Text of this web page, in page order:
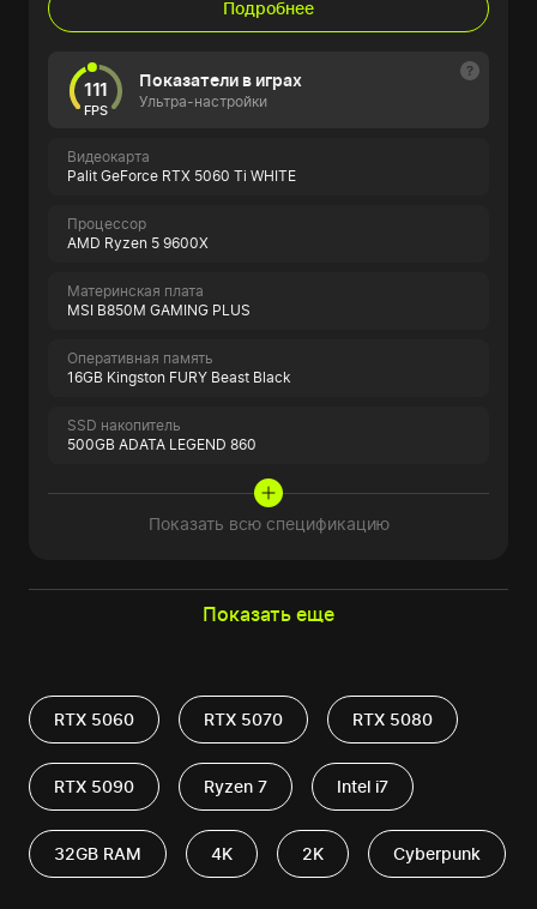
Подробнее
111
FPS
Показатели в играх
Ультра-настройки
Видеокарта
Palit GeForce RTX 5060 Ti WHITE
Процессор
AMD Ryzen 5 9600X
Материнская плата
MSI B850M GAMING PLUS
Оперативная память
16GB Kingston FURY Beast Black
SSD накопитель
500GB ADATA LEGEND 860
Показать всю спецификацию
Показать еще
RTX 5060 RTX 5070 RTX 5080
RTX 5090 Ryzen 7 Intel i7
32GB RAM 4K 2K Cyberpunk